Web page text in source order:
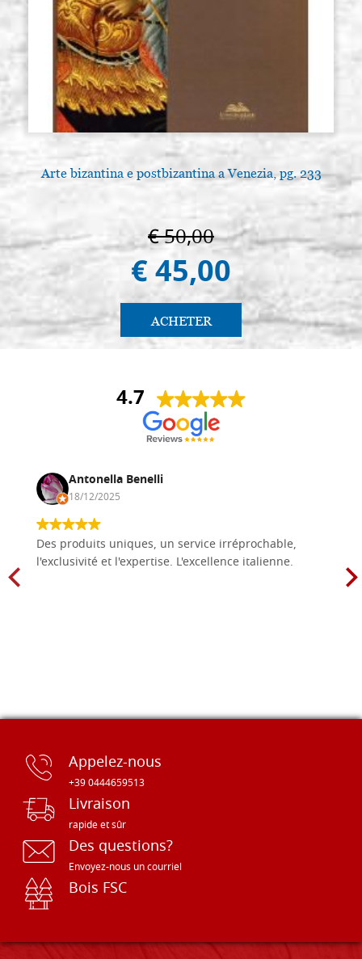
Arte bizantina e postbizantina a Venezia, pg. 233
€ 50,00
€ 45,00
ACHETER
4.7
Antonella Benelli
18/12/2025
Des produits uniques, un service irréprochable,
l'exclusivité et l'expertise. L'excellence italienne.
Appelez-nous
+39 0444659513
Livraison
rapide et sûr
Des questions?
Envoyez-nous un courriel
Bois FSC